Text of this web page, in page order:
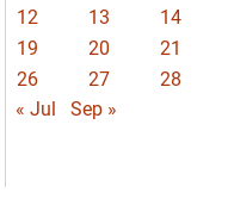
12
13 14
19
20 21
26
27 28
« Jul
Sep »